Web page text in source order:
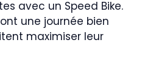
avec un Speed Bike.
une journée bien
maximiser leur